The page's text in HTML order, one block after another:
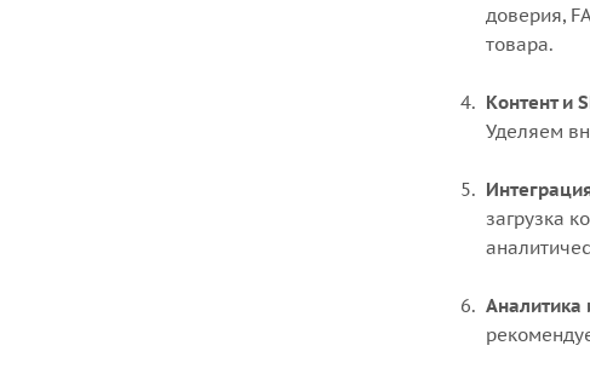
доверия,
товара.
Контент и
Уделяем
загрузка
Аналитика